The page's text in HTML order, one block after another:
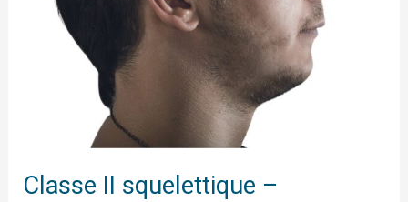
Classe II squelettique –